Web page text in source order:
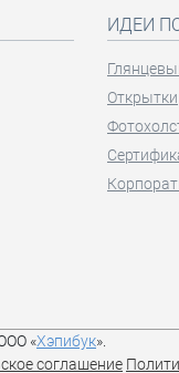
ИДЕИ
Открытки
«Хэпибук».
соглашение